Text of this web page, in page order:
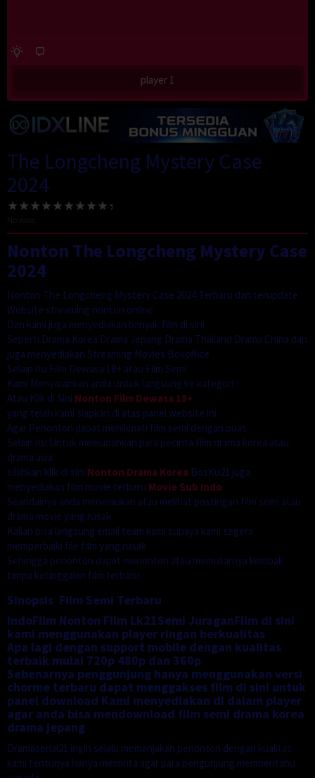
player 1
The Longcheng Mystery Case
2024
Nonton The Longcheng Mystery Case
2024
Nonton The Longcheng Mystery Case 2024 Terbaru dan terupdate
Website streaming nonton online
Dan kami juga menyediakan banyak film di sini
Seperti Drama Korea Drama Jepang Drama Thailand Drama China dan
juga menyediakan Streaming Movies Boxoffice
Selain itu Film Dewasa 18+ atau Film Semi
Kami Menyarankan anda untuk langsung ke kategori
Atau Klik di Sini Nonton Film Dewasa 18+
yang telah kami siapkan di atas panel website ini
Agar Penonton dapat menikmati film semi dengan puas
Selain itu Untuk memudahkan para pecinta film drama korea atau
drama asia
silahkan klik di sini Nonton Drama Korea BosKu21 juga
menyediakan film movie terbaru Movie Sub Indo
Seandainya anda menemukan atau melihat postingan film semi atau
drama movie yang rusak
Kalian bisa langsung email team kami supaya kami segera
memperbaiki file film yang rusak
Sehingga penonton dapat menonton atau memutarnya kembali
tanpa ketinggalan film terbaru
Sinopsis Film Semi Terbaru
IndoFilm Nonton Film Lk21Semi JuraganFilm di sini
kami menggunakan player ringan berkualitas
Apa lagi dengan support mobile dengan kualitas
terbaik mulai 720p 480p dan 360p
Sebenarnya penggunjung hanya menggunakan versi
chorme terbaru dapat menggakses film di sini untuk
panel download Kami menyediakan di dalam player
agar anda bisa mendownload film semi drama korea
drama jepang
Dramaserial21 ingin selalu memanjakan penonton dengan kualitas
kami tentunya hanya meminta agar para pengunjung memberitahu